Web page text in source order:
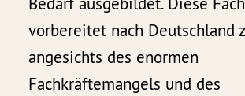
vorbereitet nach Deutschland
angesichts des enormen
Fachkräftemangels und des